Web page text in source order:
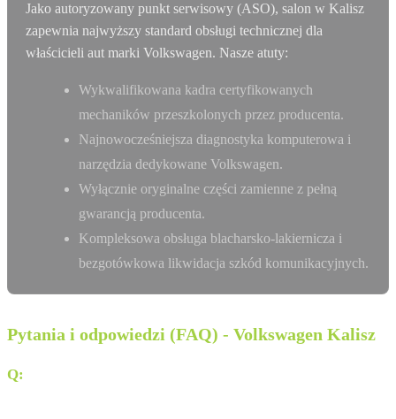
Jako autoryzowany punkt serwisowy (ASO), salon w Kalisz
zapewnia najwyższy standard obsługi technicznej dla
właścicieli aut marki Volkswagen. Nasze atuty:
Wykwalifikowana kadra certyfikowanych
mechaników przeszkolonych przez producenta.
Najnowocześniejsza diagnostyka komputerowa i
narzędzia dedykowane Volkswagen.
Wyłącznie oryginalne części zamienne z pełną
gwarancją producenta.
Kompleksowa obsługa blacharsko-lakiernicza i
bezgotówkowa likwidacja szkód komunikacyjnych.
Pytania i odpowiedzi (FAQ) - Volkswagen Kalisz
Q: